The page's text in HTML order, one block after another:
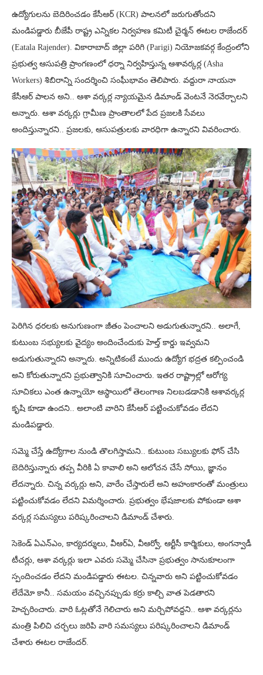
ఉద్యోగులను బెదిరించడం కేసీఆర్ (KCR) పాలనలో జరుగుతోందని
మండిపడ్డారు బీజేపీ రాష్ట్ర ఎన్నికల నిర్వహణ కమిటీ చైర్మన్ ఈటల రాజేందర్
(Eatala Rajender). వికారాబాద్ జిల్లా పరిగి (Parigi) నియోజకవర్గ కేంద్రంలోని
ప్రభుత్వ ఆసుపత్రి ప్రాంగణంలో ధర్నా నిర్వహిస్తున్న ఆశావర్కర్ల (Asha
Workers) శిబిరాన్ని సందర్శించి సంఘీభావం తెలిపారు. వద్దురా నాయనా
కేసీఆర్ పాలన అని.. ఆశా వర్కర్ల న్యాయమైన డిమాండ్ వెంటనే నెరవేర్చాలని
అన్నారు. ఆశా వర్కర్లు గ్రామీణ ప్రాంతాలలో పేద ప్రజలకి సేవలు
అందిస్తున్నారని.. ప్రజలకు, ఆసుపత్రులకు వారధిగా ఉన్నారని వివరించారు.
పెరిగిన ధరలకు అనుగుణంగా జీతం పెంచాలని అడుగుతున్నారని.. అలాగే,
కుటుంబ సభ్యులకు వైద్యం అందించేందుకు హెల్త్ కార్డు ఇవ్వమని
అడుగుతున్నారని అన్నారు. అన్నిటికంటే ముందు ఉద్యోగ భద్రత కల్పించండి
అని కోరుతున్నారని ప్రభుత్వానికి సూచించారు. ఇతర రాష్ట్రాల్లో ఆరోగ్య
సూచికలు ఎంత ఉన్నాయో ఆస్థాయిలో తెలంగాణ నిలబడడానికి ఆశావర్కర్ల
కృషి కూడా ఉందని.. అలాంటి వారిని కేసీఆర్ పట్టించుకోవడం లేదని
మండిపడ్డారు.
సమ్మె చేస్తే ఉద్యోగాల నుండి తొలగిస్తామని.. కుటుంబ సబ్యులకు ఫోన్ చేసి
బెదిరిస్తున్నారు తప్ప వీరికి ఏ కావాలి అని ఆలోచన చేసే సోయి, జ్ఞానం
లేదన్నారు. చిన్న వర్కర్లు అని, వారేం చేస్తారులే అని అహంకారంతో మంత్రులు
పట్టించుకోవడం లేదని విమర్శించారు. ప్రభుత్వం భేషజాలకు పోకుండా ఆశా
వర్కర్ల సమస్యలు పరిష్కరించాలని డిమాండ్ చేశారు.
సెకెండ్ ఏఎన్ఎం, కార్యదర్శులు, వీఆర్ఏ, వీఆర్వో, ఆర్టీసీ కార్మికులు, అంగన్వాడీ
టీచర్లు, ఆశా వర్కర్లు ఇలా ఎవరు సమ్మె చేసినా ప్రభుత్వం సానుకూలంగా
స్పందించడం లేదని మండిపడ్డారు ఈటల. చిన్నవారు అని పట్టించుకోవడం
లేదేమో కానీ.. సమయం వచ్చినప్పుడు కర్రు కాల్చి వాత పెడతారని
హెచ్చరించారు. వారి ఓట్లతోనే గెలిచారు అని మర్చిపోవద్దని.. ఆశా వర్కర్లను
మంత్రి పిలిచి చర్చలు జరిపి వారి సమస్యలు పరిష్కరించాలని డిమాండ్
చేశారు ఈటల రాజేందర్.